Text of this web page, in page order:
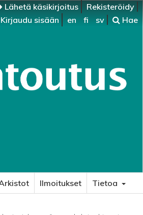
Lähetä käsikirjoitus
Rekisteröidy
Kirjaudu sisään
en fi sv Hae
Ilmoitukset Tietoa